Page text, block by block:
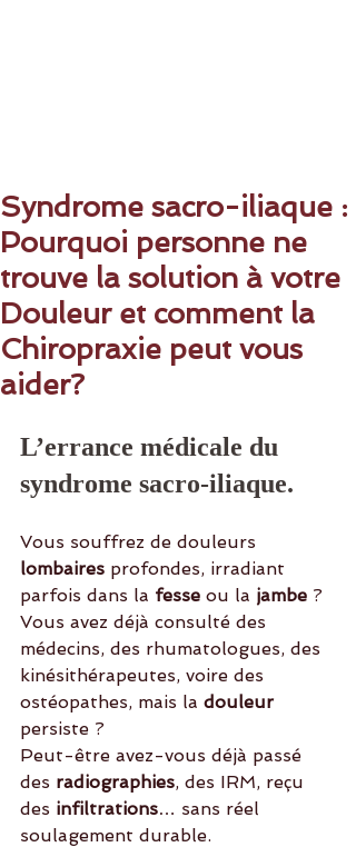
Syndrome sacro-iliaque :
Pourquoi personne ne
trouve la solution à votre
Douleur et comment la
Chiropraxie peut vous
aider?
L’errance médicale du
syndrome sacro-iliaque.
Vous souffrez de douleurs
lombaires profondes, irradiant
parfois dans la fesse ou la jambe ?
Vous avez déjà consulté des
médecins, des rhumatologues, des
kinésithérapeutes, voire des
ostéopathes, mais la douleur
persiste ?
Peut-être avez-vous déjà passé
des radiographies, des IRM, reçu
des infiltrations… sans réel
soulagement durable.